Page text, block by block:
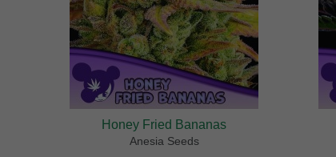
Honey Fried Bananas
Anesia Seeds